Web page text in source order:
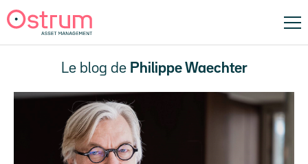
Le blog de Philippe Waechter